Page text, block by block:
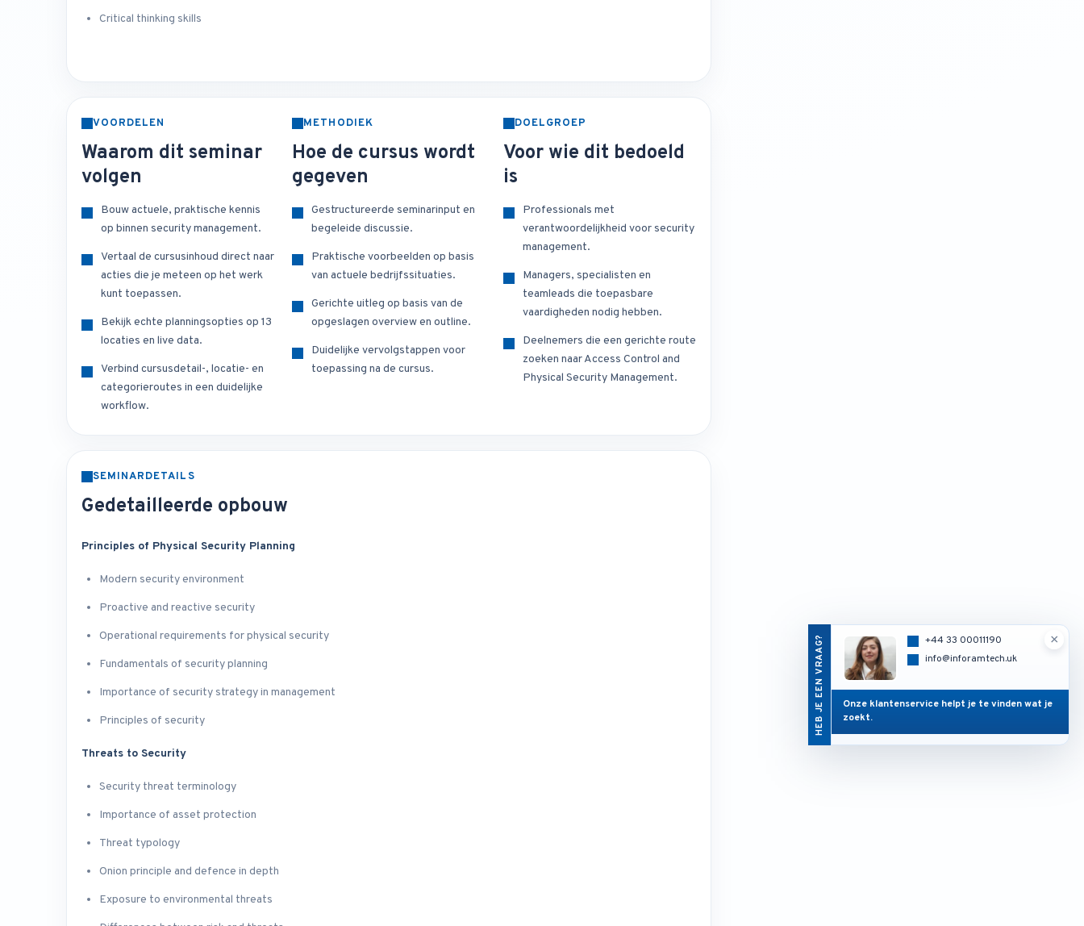
Critical thinking skills
VOORDELEN
Waarom dit seminar
volgen
Bouw actuele, praktische kennis
op binnen security management.
Vertaal de cursusinhoud direct naar
acties die je meteen op het werk
kunt toepassen.
Bekijk echte planningsopties op 13
locaties en live data.
Verbind cursusdetail-, locatie- en
categorieroutes in een duidelijke
workflow.
METHODIEK
Hoe de cursus wordt
gegeven
Gestructureerde seminarinput en
begeleide discussie.
Praktische voorbeelden op basis
van actuele bedrijfssituaties.
Gerichte uitleg op basis van de
opgeslagen overview en outline.
Duidelijke vervolgstappen voor
toepassing na de cursus.
DOELGROEP
Voor wie dit bedoeld
is
Professionals met
verantwoordelijkheid voor security
management.
Managers, specialisten en
teamleads die toepasbare
vaardigheden nodig hebben.
Deelnemers die een gerichte route
zoeken naar Access Control and
Physical Security Management.
SEMINARDETAILS
Gedetailleerde opbouw
Principles of Physical Security Planning
Modern security environment
Proactive and reactive security
Operational requirements for physical security
Fundamentals of security planning
Importance of security strategy in management
Principles of security
Threats to Security
Security threat terminology
Importance of asset protection
Threat typology
Onion principle and defence in depth
Exposure to environmental threats
HEB JE EEN VRAAG? ×
+44 33 00011190
info@inforamtech.uk
Onze klantenservice helpt je te vinden wat je
zoekt.